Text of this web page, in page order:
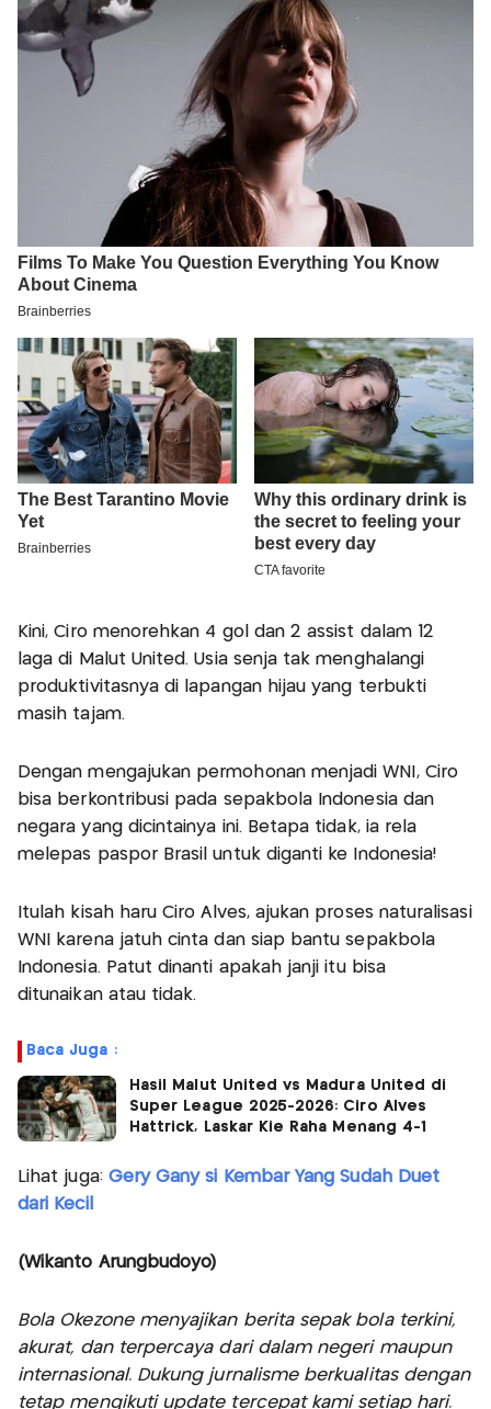
Kini, Ciro menorehkan 4 gol dan 2 assist dalam 12
laga di Malut United. Usia senja tak menghalangi
produktivitasnya di lapangan hijau yang terbukti
masih tajam.
Dengan mengajukan permohonan menjadi WNI, Ciro
bisa berkontribusi pada sepakbola Indonesia dan
negara yang dicintainya ini. Betapa tidak, ia rela
melepas paspor Brasil untuk diganti ke Indonesia!
Itulah kisah haru Ciro Alves, ajukan proses naturalisasi
WNI karena jatuh cinta dan siap bantu sepakbola
Indonesia. Patut dinanti apakah janji itu bisa
ditunaikan atau tidak.
Baca Juga :
Hasil Malut United vs Madura United di
Super League 2025-2026: Ciro Alves
Hattrick, Laskar Kie Raha Menang 4-1
Lihat juga: Gery Gany si Kembar Yang Sudah Duet
dari Kecil
(Wikanto Arungbudoyo)
Bola Okezone menyajikan berita sepak bola terkini,
akurat, dan terpercaya dari dalam negeri maupun
internasional. Dukung jurnalisme berkualitas dengan
tetap mengikuti update tercepat kami setiap hari.